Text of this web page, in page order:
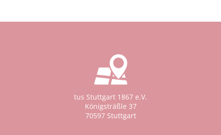
tus Stuttgart 1867 e.V.
Königsträßle 37
70597 Stuttgart